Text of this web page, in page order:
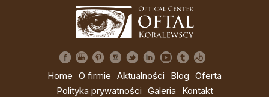
Home O firmie Aktualności Blog Oferta
Polityka prywatności Galeria Kontakt